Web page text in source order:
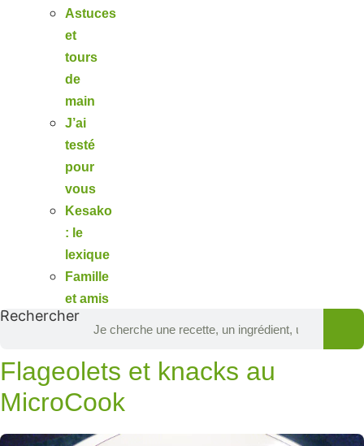
Astuces
et
tours
de
main
J’ai
testé
pour
vous
Kesako
: le
lexique
Famille
et amis
Rechercher
Flageolets et knacks au
MicroCook